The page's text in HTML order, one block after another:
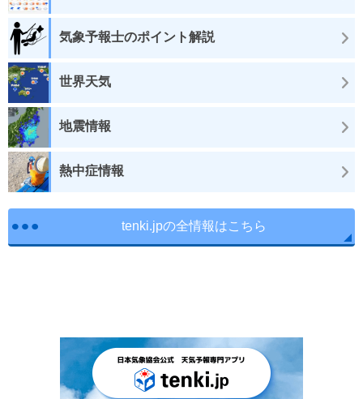
気象予報士のポイント解説
世界天気
地震情報
熱中症情報
tenki.jpの全情報はこちら